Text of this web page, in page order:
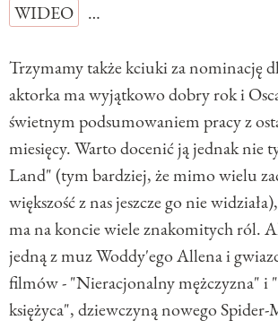
WIDEO
…
Trzymamy także kciuki za nominację
aktorka ma wyjątkowo dobry rok i
świetnym podsumowaniem pracy z
miesięcy. Warto docenić ją jednak nie
Land" (tym bardziej, że mimo wielu
większość z nas jeszcze go nie
ma na koncie wiele znakomitych ról.
jedną z muz Woddy'ego Allena i
filmów - "Nieracjonalny mężczyzna" i
księżyca", dziewczyną nowego